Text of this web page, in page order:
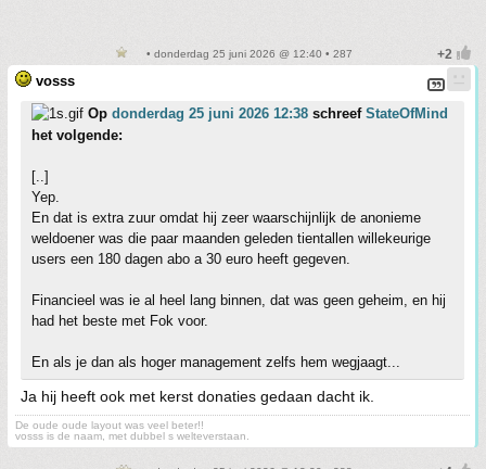
• donderdag 25 juni 2026 @ 12:40 • 287
vosss
Op donderdag 25 juni 2026 12:38 schreef StateOfMind
het volgende:
[..]
Yep.
En dat is extra zuur omdat hij zeer waarschijnlijk de anonieme
weldoener was die paar maanden geleden tientallen willekeurige
users een 180 dagen abo a 30 euro heeft gegeven.
Financieel was ie al heel lang binnen, dat was geen geheim, en hij
had het beste met Fok voor.
En als je dan als hoger management zelfs hem wegjaagt...
Ja hij heeft ook met kerst donaties gedaan dacht ik.
De oude oude layout was veel beter!!
vosss is de naam, met dubbel s welteverstaan.